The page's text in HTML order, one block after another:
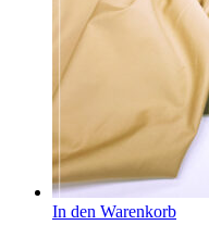
In den Warenkorb